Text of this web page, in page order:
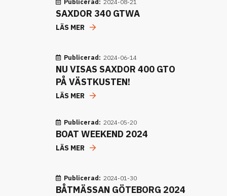
Publicerad: 2024-08-21
SAXDOR 340 GTWA
LÄS MER
Publicerad: 2024-06-14
NU VISAS SAXDOR 400 GTO
PÅ VÄSTKUSTEN!
LÄS MER
Publicerad: 2024-05-20
BOAT WEEKEND 2024
LÄS MER
Publicerad: 2024-01-30
BÅTMÄSSAN GÖTEBORG 2024